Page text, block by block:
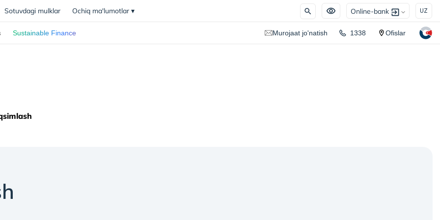
Sotuvdagi mulklar Ochiq ma'lumotlar ▾ Online-bank UZ
Sustainable Finance Murojaat jo'natish 1338 Ofislar